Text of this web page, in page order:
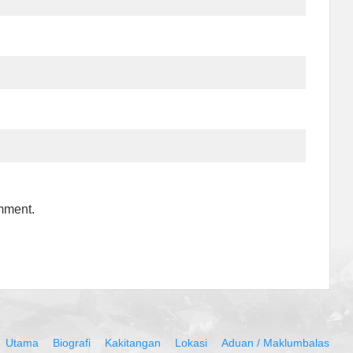
Utama Biografi Kakitangan Lokasi Aduan / Maklumbalas